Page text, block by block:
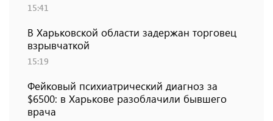
15:41
В Харьковской области задержан торговец
взрывчаткой
15:19
Фейковый психиатрический диагноз за
$6500: в Харькове разоблачили бывшего
врача